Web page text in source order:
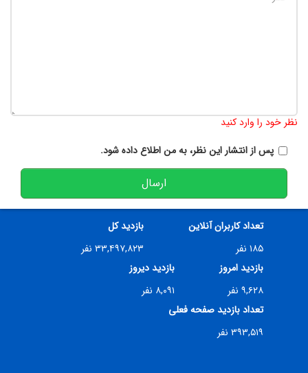
نظر خود را وارد کنید
پس از انتشار این نظر، به من اطلاع داده شود.
ارسال
تعداد کاربران آنلاین
۱۸۵ نفر
بازدید کل
۳۳,۴۹۷,۸۲۳ نفر
بازدید امروز
۹,۶۲۸ نفر
بازدید دیروز
۸,۰۹۱ نفر
تعداد بازدید صفحه فعلی
۳۹۳,۵۱۹ نفر